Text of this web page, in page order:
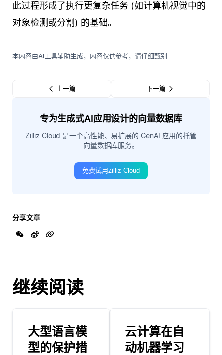
此过程形成了执行更复杂任务 (如计算机视觉中的
对象检测或分割) 的基础。
本内容由AI工具辅助生成，内容仅供参考，请仔细甄别
上一篇 下一篇
专为生成式AI应用设计的向量数据库
Zilliz Cloud 是一个高性能、易扩展的 GenAI 应用的托管
向量数据库服务。
免费试用Zilliz Cloud
分享文章
继续阅读
大型语言模
型的保护措
云计算在自
动机器学习